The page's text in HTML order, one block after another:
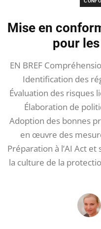
Mise en
pour
EN BREF
Identification des
Évaluation des risques
Élaboration de
Adoption des bonnes
en œuvre des
Préparation à l’AI Act
la culture de la